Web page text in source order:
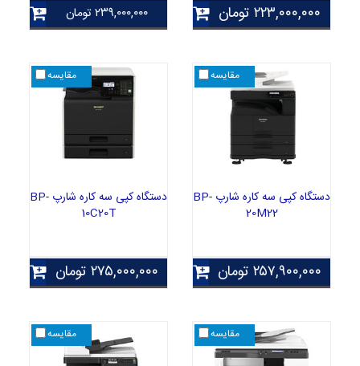
۲۲۳,۰۰۰,۰۰۰ تومان
۲۳۹,۰۰۰,۰۰۰تومان
مقایسه
دستگاه کپی سه کاره شارپ BP-
20M22
۲۵۷,۹۰۰,۰۰۰ تومان
مقایسه
دستگاه کپی سه کاره شارپ BP-
10C20T
۲۷۵,۰۰۰,۰۰۰ تومان
مقایسه مقایسه